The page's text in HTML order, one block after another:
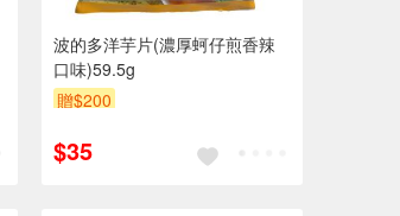
波的多洋芋片(濃厚蚵仔煎香辣
口味)59.5g
贈$200
$35